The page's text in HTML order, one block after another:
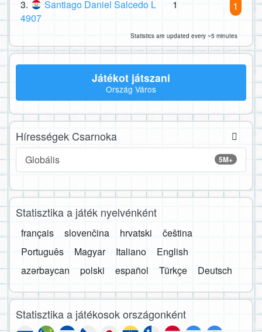
3.
Santiago Daniel Salcedo L
4907
1 1
Statistics are updated every ~5 minutes
Játékot játszani
Ország Város
Hírességek Csarnoka
5M+
Globális
Statisztika a játék nyelvénként
français slovenčina hrvatski
čeština
Português
Magyar Italiano
English
azərbaycan
polski español Türkçe Deutsch
Statisztika a játékosok országonként